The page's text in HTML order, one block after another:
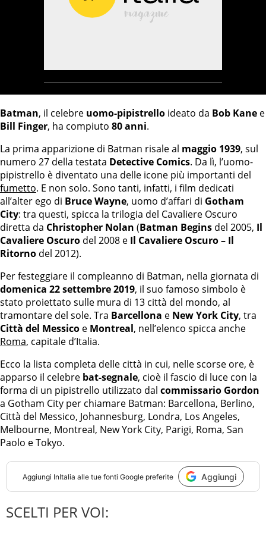
Batman, il celebre uomo-pipistrello ideato da Bob Kane e
Bill Finger, ha compiuto 80 anni.
La prima apparizione di Batman risale al maggio 1939, sul
numero 27 della testata Detective Comics. Da lì, l’uomo-
pipistrello è diventato una delle icone più importanti del
fumetto. E non solo. Sono tanti, infatti, i film dedicati
all’alter ego di Bruce Wayne, uomo d’affari di Gotham
City: tra questi, spicca la trilogia del Cavaliere Oscuro
diretta da Christopher Nolan (Batman Begins del 2005, Il
Cavaliere Oscuro del 2008 e Il Cavaliere Oscuro – Il
Ritorno del 2012).
Per festeggiare il compleanno di Batman, nella giornata di
domenica 22 settembre 2019, il suo famoso simbolo è
stato proiettato sulle mura di 13 città del mondo, al
tramontare del sole. Tra Barcellona e New York City, tra
Città del Messico e Montreal, nell’elenco spicca anche
Roma, capitale d’Italia.
Ecco la lista completa delle città in cui, nelle scorse ore, è
apparso il celebre bat-segnale, cioè il fascio di luce con la
forma di un pipistrello utilizzato dal commissario Gordon
a Gotham City per chiamare Batman: Barcellona, Berlino,
Città del Messico, Johannesburg, Londra, Los Angeles,
Melbourne, Montreal, New York City, Parigi, Roma, San
Paolo e Tokyo.
Aggiungi InItalia alle tue fonti Google preferite Aggiungi
SCELTI PER VOI: